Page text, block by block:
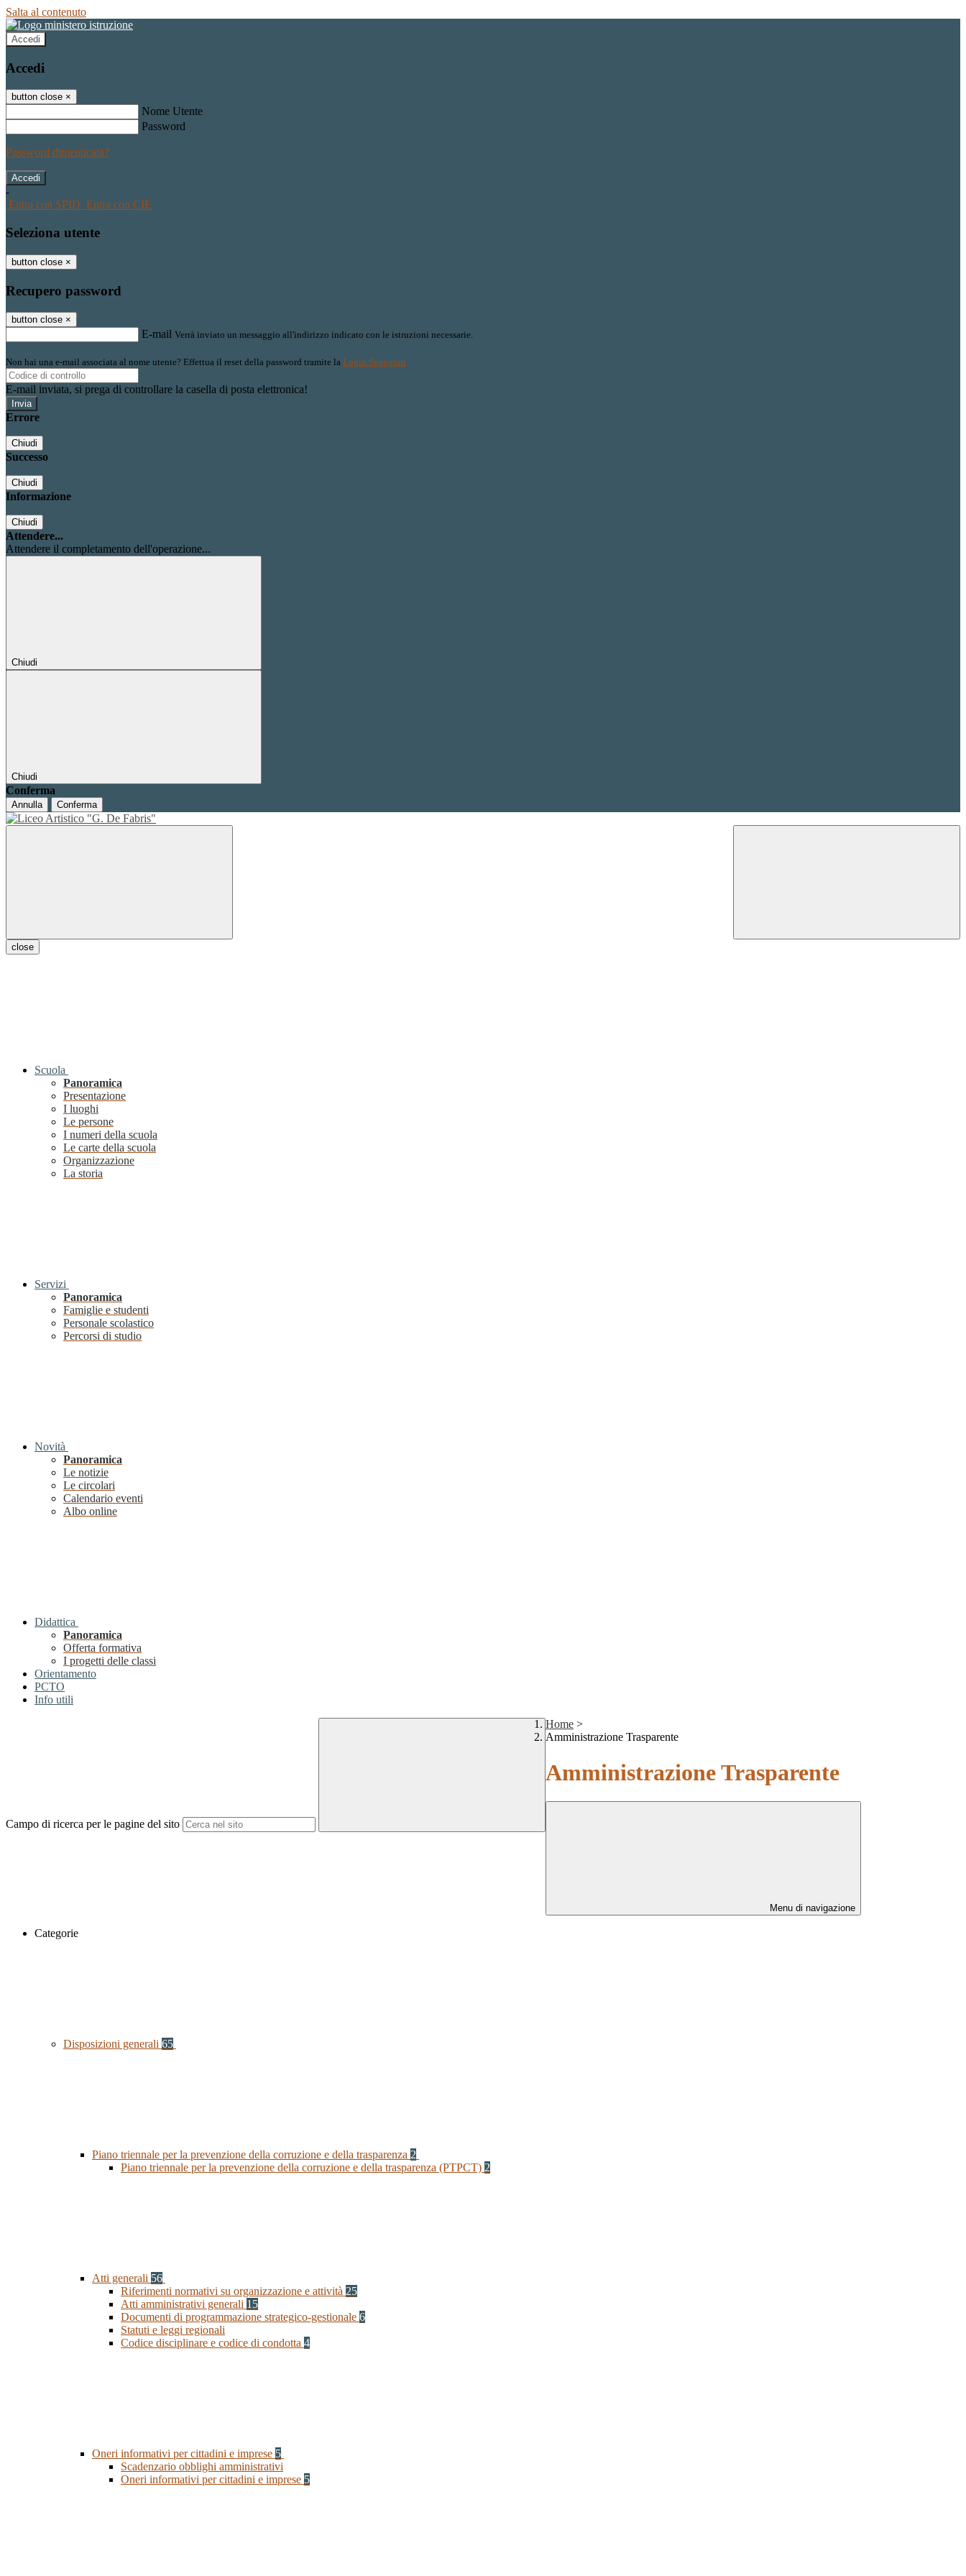
Salta al contenuto
Accedi
Accedi
button close ×
Nome Utente
Password
Password dimenticata?
-
Entra con SPID Entra con CIE
Seleziona utente
button close ×
Recupero password
button close ×
E-mail Verrà inviato un messaggio all'indirizzo indicato con le istruzioni necessarie.
Non hai una e-mail associata al nome utente? Effettua il reset della password tramite la Login Spaggiari
E-mail inviata, si prega di controllare la casella di posta elettronica!
Errore
Chiudi
Successo
Chiudi
Informazione
Chiudi
Attendere...
Attendere il completamento dell'operazione...
Chiudi
Chiudi
Conferma
Annulla Conferma
close
Scuola
Panoramica
Presentazione
I luoghi
Le persone
I numeri della scuola
Le carte della scuola
Organizzazione
La storia
Servizi
Panoramica
Famiglie e studenti
Personale scolastico
Percorsi di studio
Novità
Panoramica
Le notizie
Le circolari
Calendario eventi
Albo online
Didattica
Panoramica
Offerta formativa
I progetti delle classi
Orientamento
PCTO
Info utili
Campo di ricerca per le pagine del sito
Home >
Amministrazione Trasparente
Amministrazione Trasparente
Menu di navigazione
Categorie
Disposizioni generali 65
Piano triennale per la prevenzione della corruzione e della trasparenza 2
Piano triennale per la prevenzione della corruzione e della trasparenza (PTPCT) 2
Atti generali 56
Riferimenti normativi su organizzazione e attività 25
Atti amministrativi generali 15
Documenti di programmazione strategico-gestionale 6
Statuti e leggi regionali
Codice disciplinare e codice di condotta 4
Oneri informativi per cittadini e imprese 5
Scadenzario obblighi amministrativi
Oneri informativi per cittadini e imprese 5